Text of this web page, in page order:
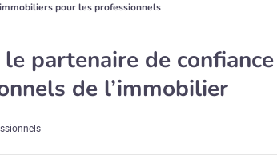
pour les professionnels
partenaire de confiance
de l’immobilier